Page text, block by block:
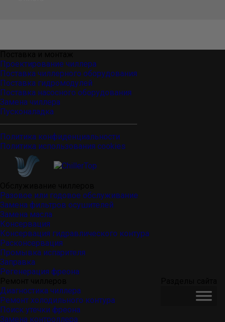
Проектирование чиллера
Поставка чиллерного оборудования
Поставка гидромодулей
Поставка насосного оборудования
Замена чиллера
Пусконаладка
Политика конфиденциальности
Политика использования cookies
Разовое или годовое обслуживание
Замена фильтров осушителей
Замена масла
Консервация
Консервация гидравлического контура
Расконсервация
Промывка испарителя
Заправка
Регенерация фреона
Диагностика чиллера
Ремонт холодильного контура
Поиск утечки фреона
Замена контроллера